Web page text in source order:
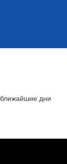
дни